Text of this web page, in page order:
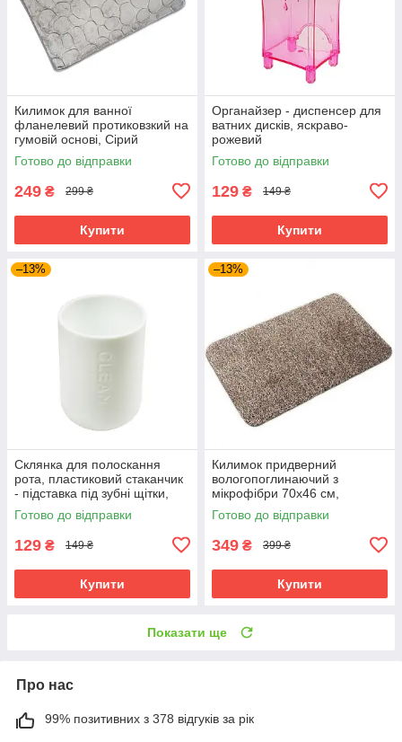
Килимок для ванної
фланелевий протиковзкий на
гумовій основі, Сірий
Готово до відправки
249 ₴ 299 ₴
Купити
Органайзер - диспенсер для
ватних дисків, яскраво-
рожевий
Готово до відправки
129 ₴ 149 ₴
Купити
–13%
Склянка для полоскання
рота, пластиковий стаканчик
- підставка під зубні щітки,
Білий
Готово до відправки
129 ₴ 149 ₴
Купити
–13%
Килимок придверний
вологопоглинаючий з
мікрофібри 70х46 см,
Бежевий
Готово до відправки
349 ₴ 399 ₴
Купити
Показати ще
Про нас
99% позитивних з 378 відгуків за рік